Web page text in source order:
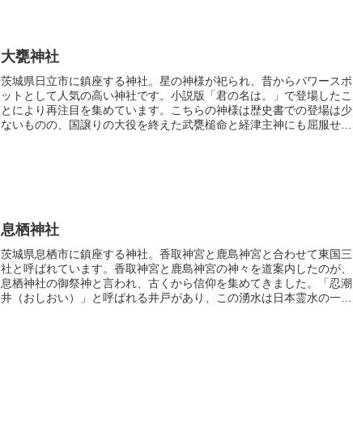
大甕神社
茨城県日立市に鎮座する神社。星の神様が祀られ、昔からパワースポ
ットとして人気の高い神社です。小説版「君の名は。」で登場したこ
とにより再注目を集めています。こちらの神様は歴史書での登場は少
ないものの、国譲りの大役を終えた武甕槌命と経津主神にも屈服せ
息栖神社
茨城県息栖市に鎮座する神社。香取神宮と鹿島神宮と合わせて東国三
社と呼ばれています。香取神宮と鹿島神宮の神々を道案内したのが、
息栖神社の御祭神と言われ、古くから信仰を集めてきました。「忍潮
井（おしおい）」と呼ばれる井戸があり、この湧水は日本霊水の一つ